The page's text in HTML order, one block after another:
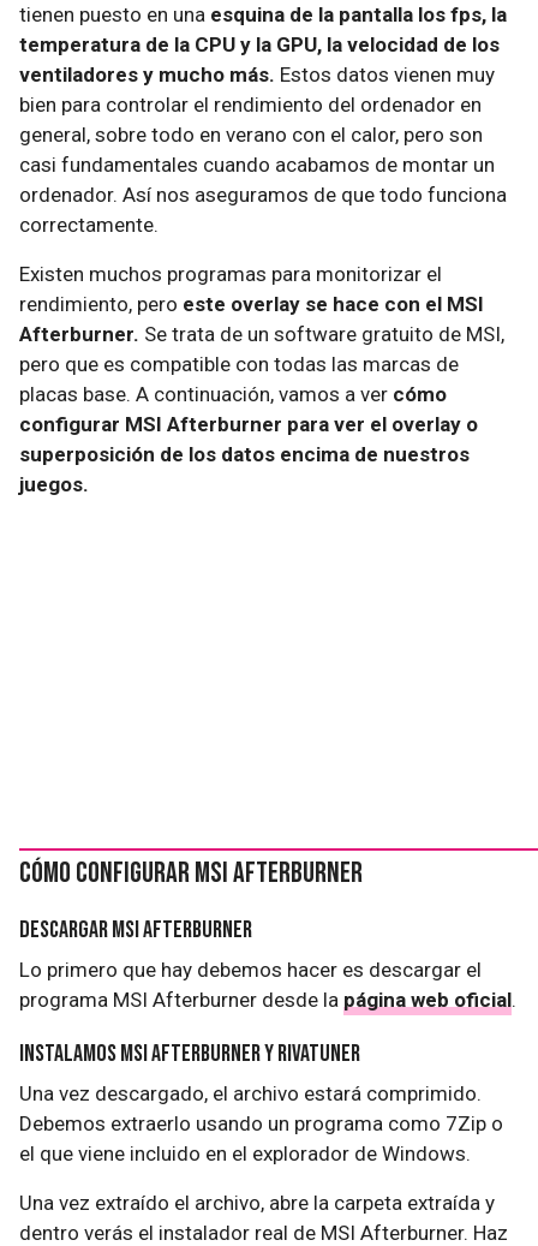
tienen puesto en una esquina de la pantalla los fps, la
temperatura de la CPU y la GPU, la velocidad de los
ventiladores y mucho más. Estos datos vienen muy
bien para controlar el rendimiento del ordenador en
general, sobre todo en verano con el calor, pero son
casi fundamentales cuando acabamos de montar un
ordenador. Así nos aseguramos de que todo funciona
correctamente.
Existen muchos programas para monitorizar el
rendimiento, pero este overlay se hace con el MSI
Afterburner. Se trata de un software gratuito de MSI,
pero que es compatible con todas las marcas de
placas base. A continuación, vamos a ver cómo
configurar MSI Afterburner para ver el overlay o
superposición de los datos encima de nuestros
juegos.
Cómo configurar MSI Afterburner
Descargar MSI Afterburner
Lo primero que hay debemos hacer es descargar el
programa MSI Afterburner desde la página web oficial.
Instalamos MSI Afterburner y RivaTuner
Una vez descargado, el archivo estará comprimido.
Debemos extraerlo usando un programa como 7Zip o
el que viene incluido en el explorador de Windows.
Una vez extraído el archivo, abre la carpeta extraída y
dentro verás el instalador real de MSI Afterburner. Haz